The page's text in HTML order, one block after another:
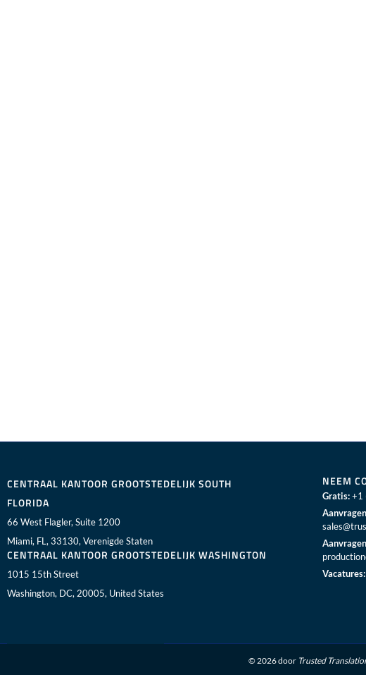
CENTRAAL KANTOOR GROOTSTEDELIJK SOUTH
FLORIDA
66 West Flagler, Suite 1200
Miami, FL, 33130, Verenigde Staten
CENTRAAL KANTOOR GROOTSTEDELIJK WASHINGTON
1015 15th Street
Washington, DC, 20005, United States
NEEM
Gratis: +1
© 2026 door Trusted